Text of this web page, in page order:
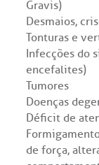
Endereço:
R. Martiniano de
CEP: 01323-001 |
São Paulo - SP
a BP
Conosco
de
Cirurgia
frequentes
Gravis)
Desmaios,
Tonturas e
Infecções do
encefalites)
Tumores
Doenças
Déficit de
de força,